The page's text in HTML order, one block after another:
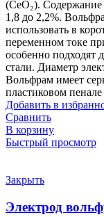
(CeO₂). Содержание
1,8 до 2,2%.
использовать в
переменном токе
особенно подходят
стали. Диаметр
Вольфрам имеет
пластиковом
Добавить в
Сравнить
В корзину
Быстрый просмотр
Закрыть
Электрод